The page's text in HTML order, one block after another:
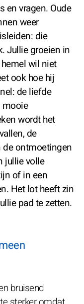
en vragen. Oude
weer
die
Jullie groeien in
wil niet
ook hoe hij
de liefde
mooie
wordt het
de
de ontmoetingen
jullie volle
of in een
Het lot heeft zin
pad te zetten.
bruisend